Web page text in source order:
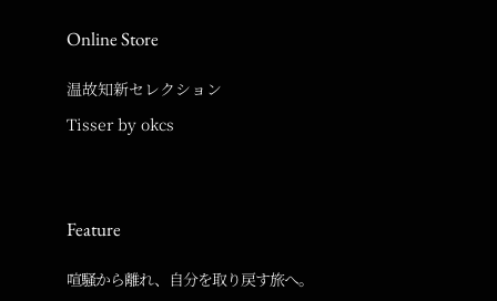
Online Store
温故知新セレクション
Tisser by okcs
Feature
喧騒から離れ、自分を取り戻す旅へ。